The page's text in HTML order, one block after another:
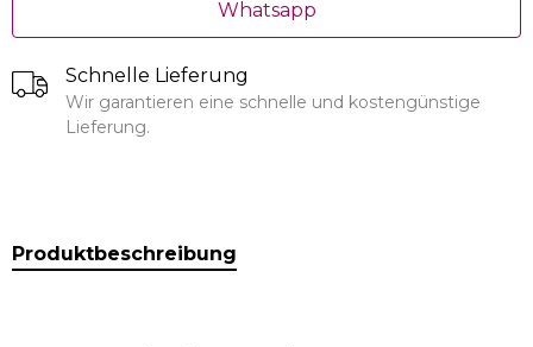
Whatsapp
Schnelle Lieferung
Wir garantieren eine schnelle und kostengünstige
Lieferung.
Produktbeschreibung